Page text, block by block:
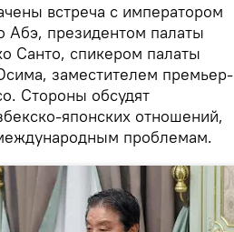
встреча с императором
Абэ, президентом палаты
Санто, спикером палаты
заместителем премьер-
Стороны обсудят
японских отношений,
проблемам.